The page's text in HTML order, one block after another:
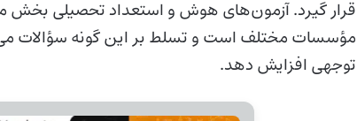
قرار گیرد. آزمون‌های هوش و استعداد تحصیلی بخش
مؤسسات مختلف است و تسلط بر این گونه سؤالات
توجهی افزایش دهد.